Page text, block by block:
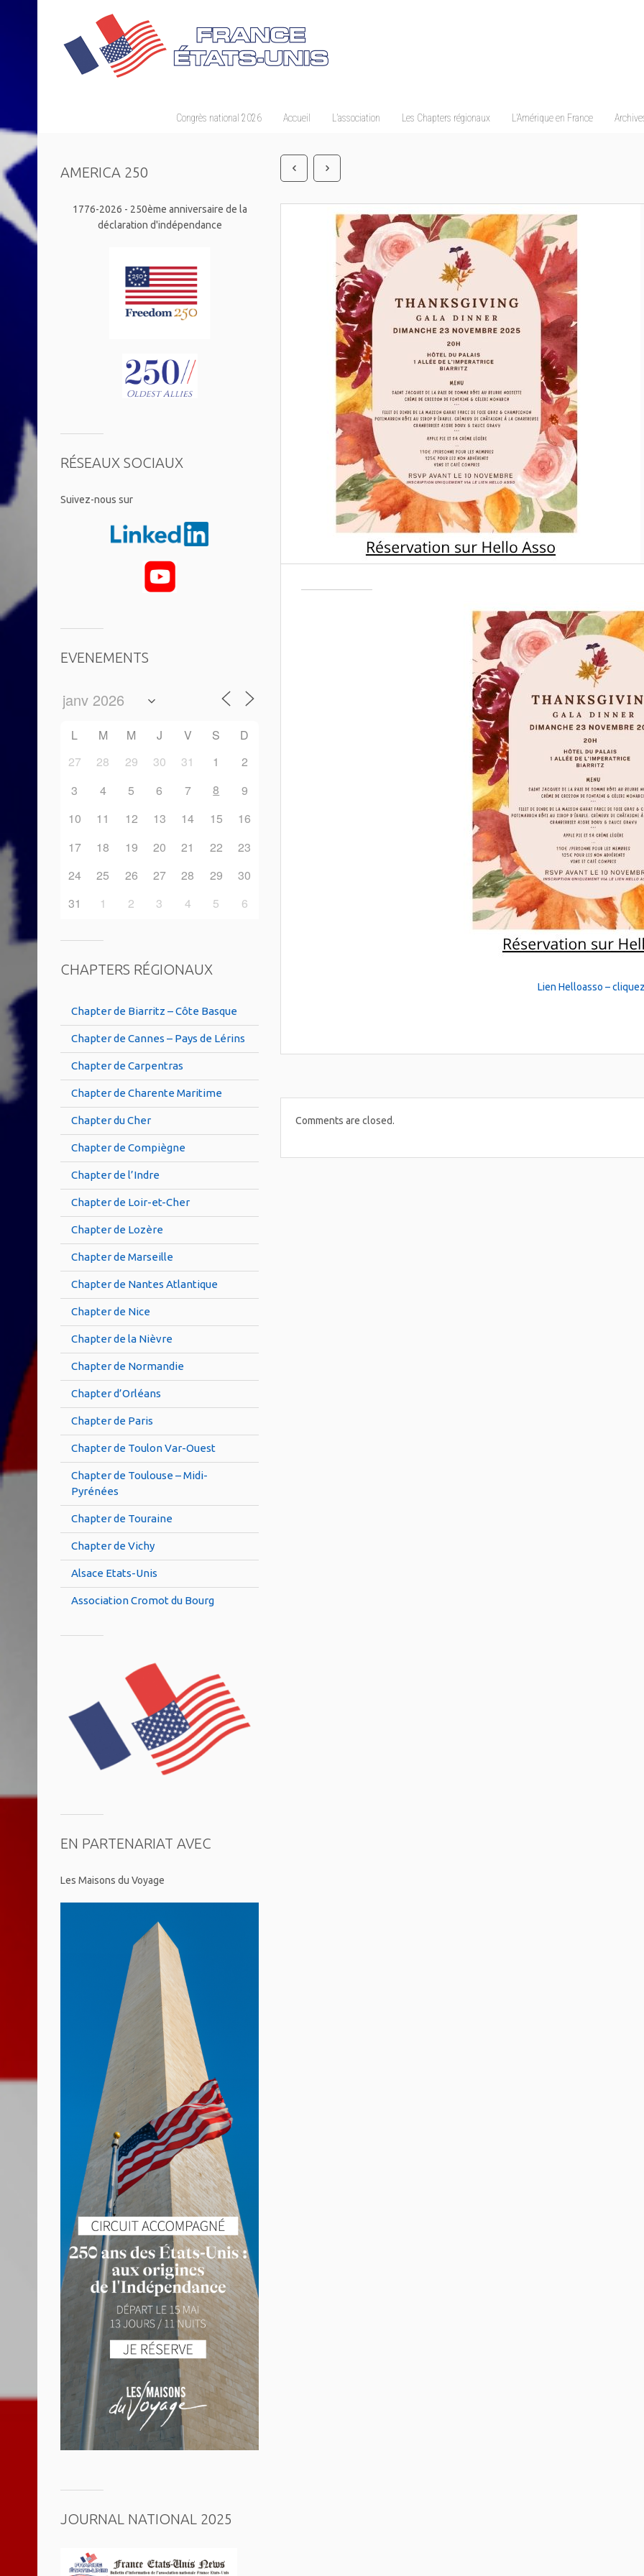
Congrès national 2026 Accueil L’association Les Chapters régionaux L’Amérique en France
Lien Helloasso –
Comments are closed.
AMERICA 250
1776-2026 - 250ème anniversaire de la
déclaration d'indépendance
RÉSEAUX SOCIAUX
​Suivez-nous sur
EVENEMENTS
L M M J V S
D
27
28 29 30 31 1
2
3
4 5 6 7 8
9
10
11 12 13 14 15
16
17
18 19 20 21 22
23
24
25 26 27 28 29
30
31
1 2 3 4 5 6
CHAPTERS RÉGIONAUX
Chapter de Biarritz – Côte Basque
Chapter de Cannes – Pays de Lérins
Chapter de Carpentras
Chapter de Charente Maritime
Chapter du Cher
Chapter de Compiègne
Chapter de l’Indre
Chapter de Loir-et-Cher
Chapter de Lozère
Chapter de Marseille
Chapter de Nantes Atlantique
Chapter de Nice
Chapter de la Nièvre
Chapter de Normandie
Chapter d’Orléans
Chapter de Paris
Chapter de Toulon Var-Ouest
Chapter de Toulouse – Midi-
Pyrénées
Chapter de Touraine
Chapter de Vichy
Alsace Etats-Unis
Association Cromot du Bourg
EN PARTENARIAT AVEC
Les Maisons du Voyage
JOURNAL NATIONAL 2025